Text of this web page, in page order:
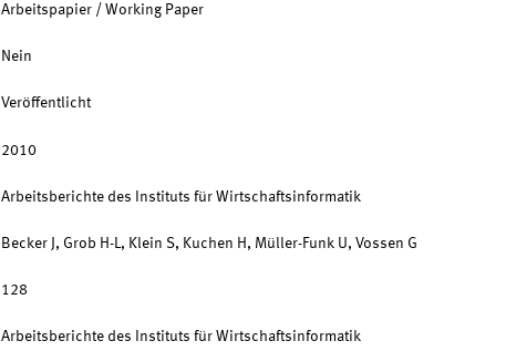
Arbeitspapier / Working Paper
Nein
Veröffentlicht
2010
Arbeitsberichte des Instituts für Wirtschaftsinformatik
Becker J, Grob H-L, Klein S, Kuchen H, Müller-Funk U, Vossen G
128
Arbeitsberichte des Instituts für Wirtschaftsinformatik